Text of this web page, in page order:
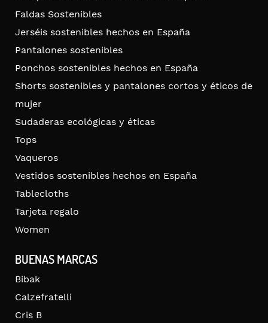
Faldas Sostenibles
Jerséis sostenibles hechos en España
Pantalones sostenibles
Ponchos sostenibles hechos en España
Shorts sostenibles y pantalones cortos y éticos de
mujer
Sudaderas ecológicas y éticas
Tops
Vaqueros
Vestidos sostenibles hechos en España
Tablecloths
Tarjeta regalo
Women
BUENAS MARCAS
Bibak
Calzefratelli
Cris B